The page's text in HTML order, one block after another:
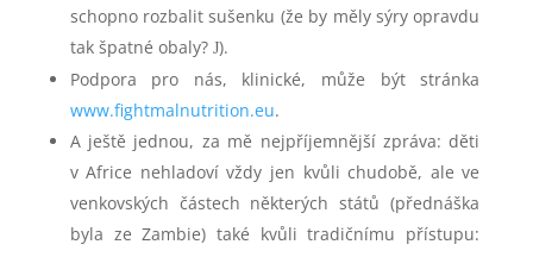
schopno rozbalit sušenku (že by měly sýry opravdu
tak špatné obaly? J).
Podpora pro nás, klinické, může být stránka
www.fightmalnutrition.eu.
A ještě jednou, za mě nejpříjemnější zpráva: děti
v Africe nehladoví vždy jen kvůli chudobě, ale ve
venkovských částech některých států (přednáška
byla ze Zambie) také kvůli tradičnímu přístupu: